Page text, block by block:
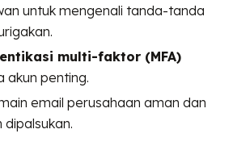
untuk mengenali tanda-tanda
multi-faktor (MFA)
akun penting.
email perusahaan aman dan